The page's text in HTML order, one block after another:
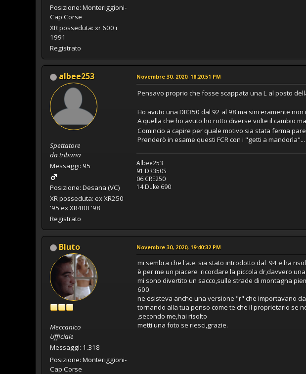
Posizione: Monteriggioni-
Cap Corse
XR posseduta: xr 600 r
1991
Registrato
albee253
Spettatore
da tribuna
Messaggi: 95
Posizione: Desana (VC)
XR posseduta: ex XR250
'95 ex XR400 '98
Registrato
Novembre 30, 2020, 18:20:51 PM
Pensavo proprio che fosse scappata una L al posto
Ho avuto una DR350 dal 92 al 98 ma sinceramente
A quella che ho avuto ho rotto diverse volte il cambio
Comincio a capire per quale motivo sia stata ferma
Prenderò in esame questi FCR con i "getti a mandorla"...
Albee253
91 DR350S
06 CRE250
14 Duke 690
Bluto
Meccanico
Ufficiale
Messaggi: 1.318
Posizione: Monteriggioni-
Cap Corse
Novembre 30, 2020, 19:40:32 PM
mi sembra che l'a.e. sia stato introdotto dal 94 e ha
è per me un piacere ricordare la piccola dr,davvero
mi sono divertito un sacco,sulle strade di montagna
600
ne esisteva anche una versione "r" che importavano
tornando alla tua penso come te che il proprietario se
,secondo me,hai risolto
metti una foto se riesci,grazie.